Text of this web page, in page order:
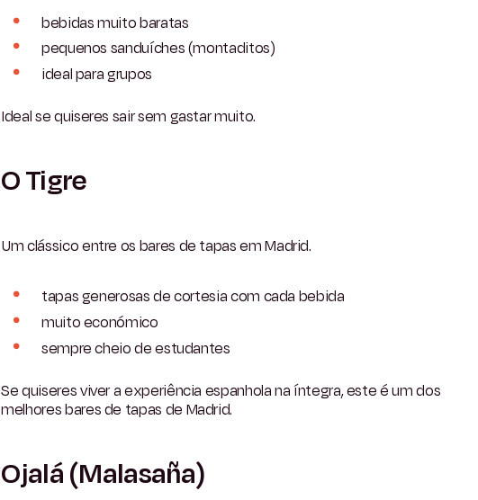
bebidas muito baratas
pequenos sanduíches (montaditos)
ideal para grupos
Ideal se quiseres sair sem gastar muito.
O Tigre
Um clássico entre os bares de tapas em Madrid.
tapas generosas de cortesia com cada bebida
muito económico
sempre cheio de estudantes
Se quiseres viver a experiência espanhola na íntegra, este é um dos
melhores bares de tapas de Madrid.
Ojalá (Malasaña)